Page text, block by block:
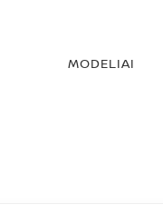
MODELIAI